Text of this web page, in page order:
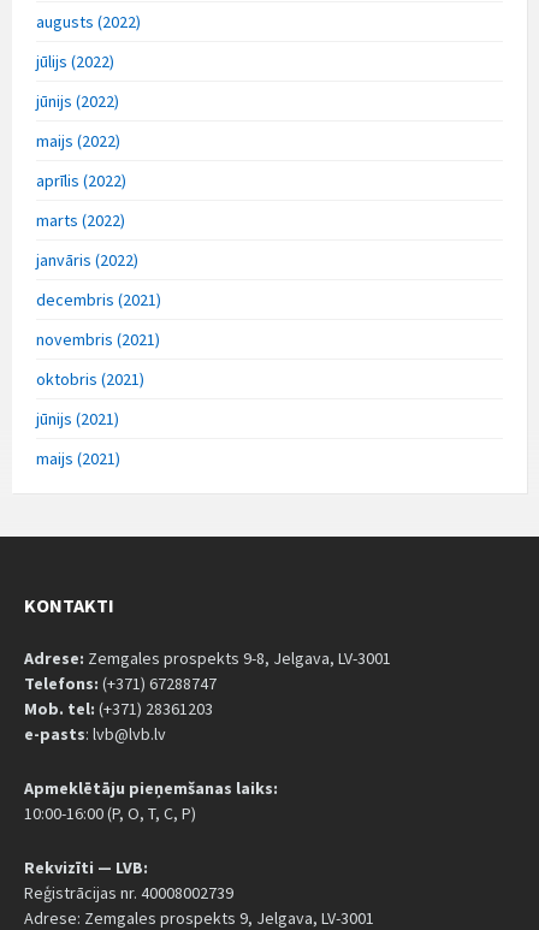
augusts (2022)
jūlijs (2022)
jūnijs (2022)
maijs (2022)
aprīlis (2022)
marts (2022)
janvāris (2022)
decembris (2021)
novembris (2021)
oktobris (2021)
jūnijs (2021)
maijs (2021)
KONTAKTI
Adrese: Zemgales prospekts 9-8, Jelgava, LV-3001
Telefons: (+371) 67288747
Mob. tel: (+371) 28361203
e-pasts: lvb@lvb.lv
Apmeklētāju pieņemšanas laiks:
10:00-16:00 (P, O, T, C, P)
Rekvizīti — LVB:
Reģistrācijas nr. 40008002739
Adrese: Zemgales prospekts 9, Jelgava, LV-3001